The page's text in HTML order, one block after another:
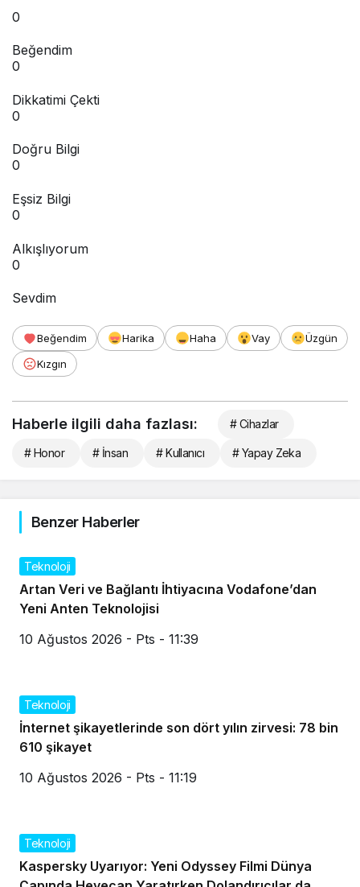
0
Beğendim
0
Dikkatimi Çekti
0
Doğru Bilgi
0
Eşsiz Bilgi
0
Alkışlıyorum
0
Sevdim
Beğendim Harika Haha Vay
Üzgün
Kızgın
Haberle ilgili daha fazlası: # Cihazlar
# Honor # İnsan # Kullanıcı # Yapay Zeka
Benzer Haberler
Teknoloji
Artan Veri ve Bağlantı İhtiyacına Vodafone’dan
Yeni Anten Teknolojisi
10 Ağustos 2026 - Pts - 11:39
Teknoloji
İnternet şikayetlerinde son dört yılın zirvesi: 78 bin
610 şikayet
10 Ağustos 2026 - Pts - 11:19
Teknoloji
Kaspersky Uyarıyor: Yeni Odyssey Filmi Dünya